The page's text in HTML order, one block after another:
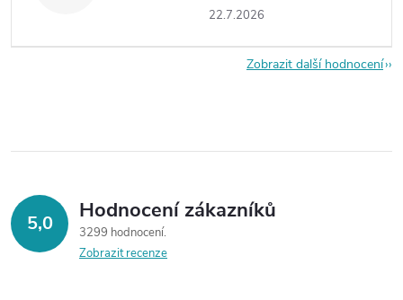
22.7.2026
Zobrazit další hodnocení
5,0 Hodnocení zákazníků
3299 hodnocení
Zobrazit recenze